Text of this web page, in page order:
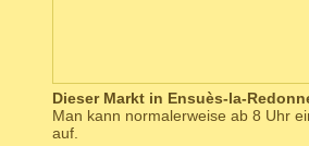
Dieser Markt in Ensuès-la-
Man kann normalerweise ab 8 Uhr
auf.